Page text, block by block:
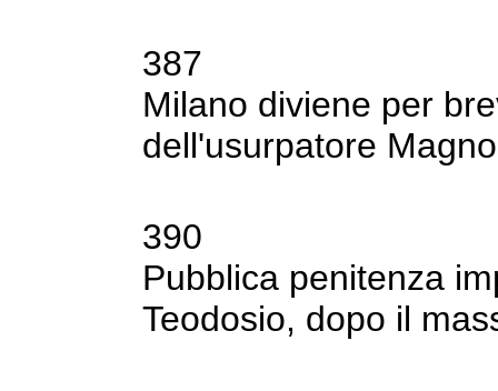
387
Milano diviene per
dell'usurpatore
390
Pubblica penitenza
Teodosio, dopo il